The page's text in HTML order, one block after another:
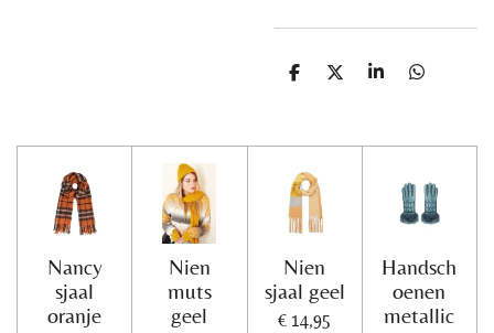
D
D
S
D
Nancy
sjaal
oranje
Nien
muts
geel
Nien
sjaal geel
€ 14,95
Handsch
oenen
metallic